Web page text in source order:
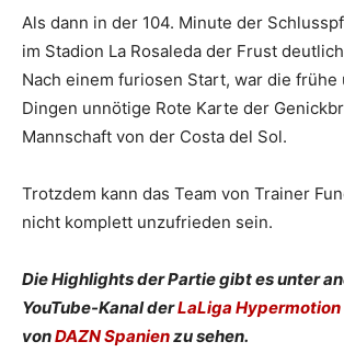
Als dann in der 104. Minute der
im Stadion La Rosaleda der Frust
Nach einem furiosen Start, war die frühe
Dingen unnötige Rote Karte der
Mannschaft von der Costa del Sol.
Trotzdem kann das Team von Trainer
nicht komplett unzufrieden sein.
Die Highlights der Partie gibt es unter
YouTube-Kanal derLaLiga Hypermotion
vonDAZN Spanienzu sehen.